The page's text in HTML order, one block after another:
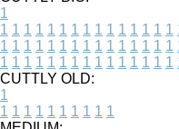
1
1 1 1 1 1 1 1 1 1 1 1 1 1 1 1
1 1 1 1 1 1 1 1 1 1 1 1 1 1 1
1 1 1 1 1 1 1 1 1 1 1 1 1 1 1
CUTTLY OLD:
1
1 1 1 1 1 1 1 1 1 1